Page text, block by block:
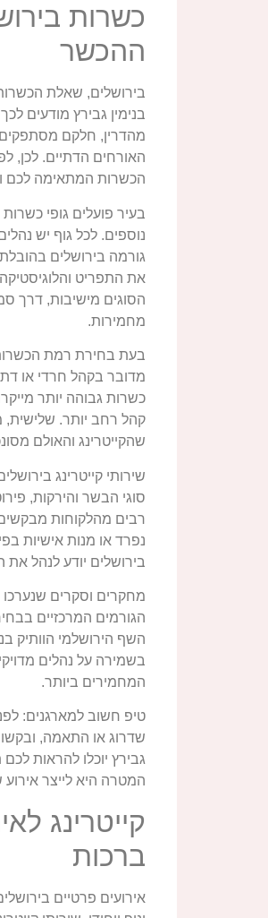
כשרות
ההכשר
בירושלים, שאלת
בנימין גבירץ מודעים
מהדרין, חלקם מסתפקים
האורחים הדתיים. לכן,
הכשרות המתאימה לכם
בעיר פועלים גופי
נוספים. לכל גוף יש
גורמה בירושלים
את התפריט
הסוגים מישיבות, דרך
מחמירות.
בעת בחירת רמת
מדובר בקהל חרדי או
כשרות גבוהה יותר
קהל רחב יותר. שלישית,
שהקייטרינג והאולם
שירותי קייטרינג
סוגי הבשר והירקות,
רבים מהלקוחות
נפרד או מנות אישיות
בירושלים יודע לנהל
מחקרים וסקרים
הגורמים המרכזיים
השף הירושלמי הוותיק
בשמירה על נהלים
המחמירים ביותר.
טיפ חשוב למארגנים:
שדרוג או התאמה, ובקשו
גבירץ יוכלו להראות
המטרה היא לייצר אירוע
קייטרינג
ברכות
אירועים פרטיים